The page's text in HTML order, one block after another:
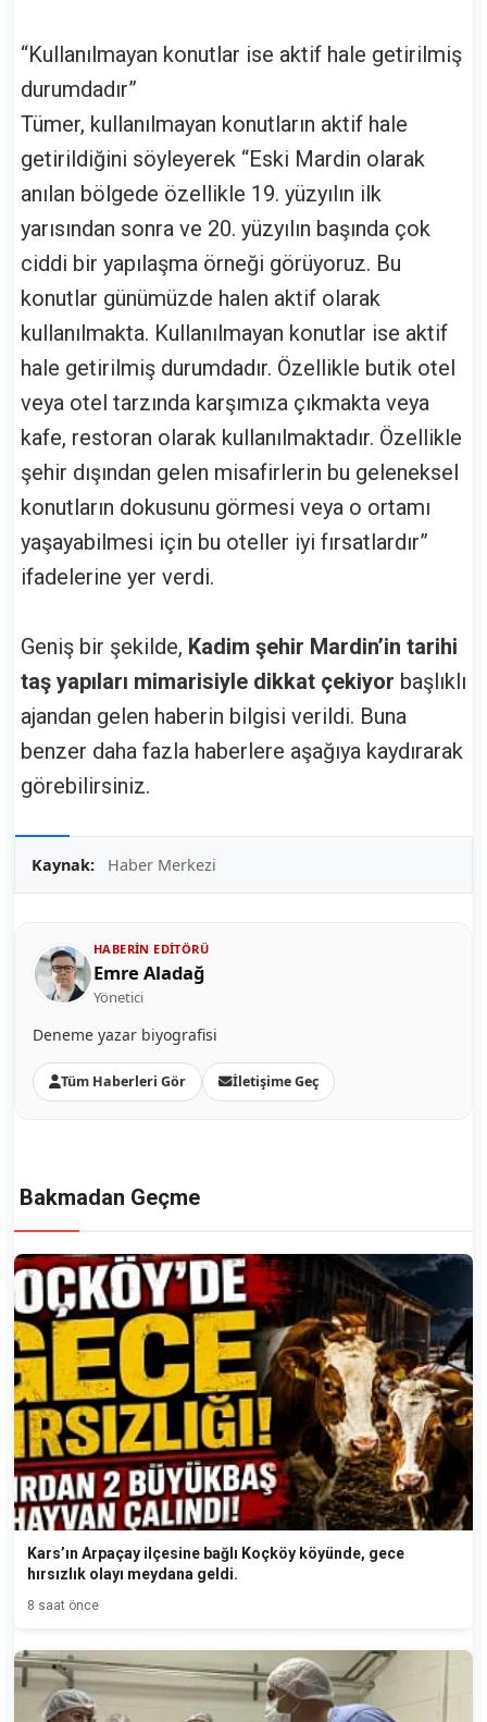
“Kullanılmayan konutlar ise aktif hale getirilmiş
durumdadır”
Tümer, kullanılmayan konutların aktif hale
getirildiğini söyleyerek “Eski Mardin olarak
anılan bölgede özellikle 19. yüzyılın ilk
yarısından sonra ve 20. yüzyılın başında çok
ciddi bir yapılaşma örneği görüyoruz. Bu
konutlar günümüzde halen aktif olarak
kullanılmakta. Kullanılmayan konutlar ise aktif
hale getirilmiş durumdadır. Özellikle butik otel
veya otel tarzında karşımıza çıkmakta veya
kafe, restoran olarak kullanılmaktadır. Özellikle
şehir dışından gelen misafirlerin bu geleneksel
konutların dokusunu görmesi veya o ortamı
yaşayabilmesi için bu oteller iyi fırsatlardır”
ifadelerine yer verdi.
Geniş bir şekilde, Kadim şehir Mardin’in tarihi
taş yapıları mimarisiyle dikkat çekiyor başlıklı
ajandan gelen haberin bilgisi verildi. Buna
benzer daha fazla haberlere aşağıya kaydırarak
görebilirsiniz.
Kaynak: Haber Merkezi
HABERIN EDITÖRÜ
Emre Aladağ
Yönetici
Deneme yazar biyografisi
Tüm Haberleri Gör İletişime Geç
Bakmadan Geçme
Kars’ın Arpaçay ilçesine bağlı Koçköy köyünde, gece
hırsızlık olayı meydana geldi.
8 saat önce